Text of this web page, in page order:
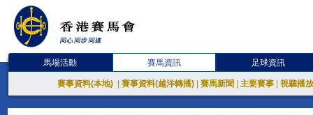
馬場活動 賽馬資訊 足球資訊
賽事資料(本地) 賽事資料(越洋轉播) 賽馬新聞 主要賽事 視聽播